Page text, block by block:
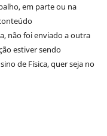
em parte ou na
não foi enviado a outra
estiver sendo
de Física, quer seja no